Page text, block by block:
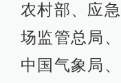
农村部、应
场监管总局
中国气象局